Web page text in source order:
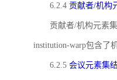
6.2.4 贡献者/机构
贡献者/机构元素
institution-warp包含了
6.2.5 会议元素集